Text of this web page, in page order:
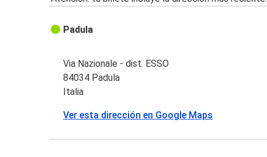
Padula
Via Nazionale - dist. ESSO
84034 Padula
Italia
Ver esta dirección en Google Maps